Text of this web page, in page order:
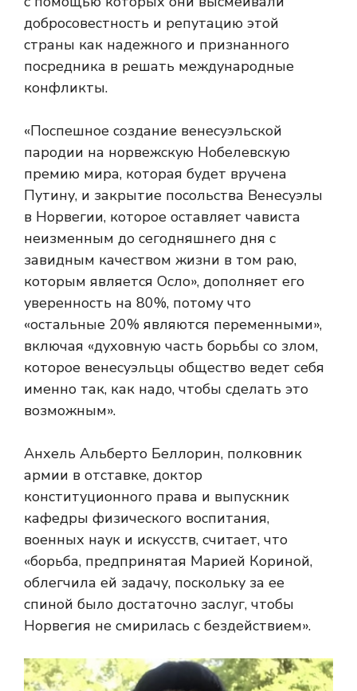
добросовестность и репутацию этой
страны как надежного и признанного
посредника в решать международные
конфликты.
«Поспешное создание венесуэльской
пародии на норвежскую Нобелевскую
премию мира, которая будет вручена
Путину, и закрытие посольства Венесуэлы
в Норвегии, которое оставляет чависта
неизменным до сегодняшнего дня с
завидным качеством жизни в том раю,
которым является Осло», дополняет его
уверенность на 80%, потому что
«остальные 20% являются переменными»,
включая «духовную часть борьбы со злом,
которое венесуэльцы общество ведет себя
именно так, как надо, чтобы сделать это
возможным».
Анхель Альберто Беллорин, полковник
армии в отставке, доктор
конституционного права и выпускник
кафедры физического воспитания,
военных наук и искусств, считает, что
«борьба, предпринятая Марией Кориной,
облегчила ей задачу, поскольку за ее
спиной было достаточно заслуг, чтобы
Норвегия не смирилась с бездействием».